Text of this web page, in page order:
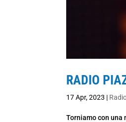
RADIO
17 Apr, 2023 |
Torniamo con una